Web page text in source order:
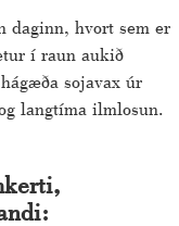
daginn, hvort sem er
í raun aukið
sojavax úr
langtíma ilmlosun.